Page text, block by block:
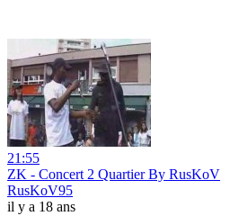
21:55
ZK - Concert 2 Quartier By RusKoV
RusKoV95
il y a 18 ans